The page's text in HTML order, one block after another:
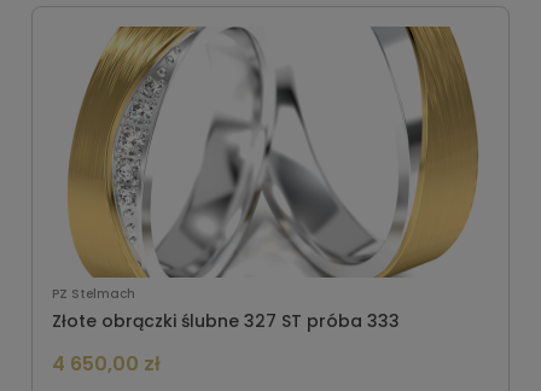
PZ Stelmach
Złote obrączki ślubne 327 ST próba 333
4 650,00 zł